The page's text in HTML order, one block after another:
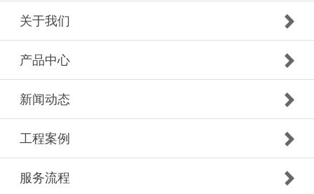
关于我们
产品中心
新闻动态
工程案例
服务流程